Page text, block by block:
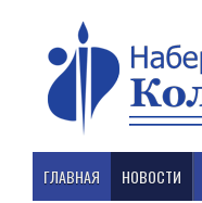
ГЛАВНАЯ НОВОСТИ